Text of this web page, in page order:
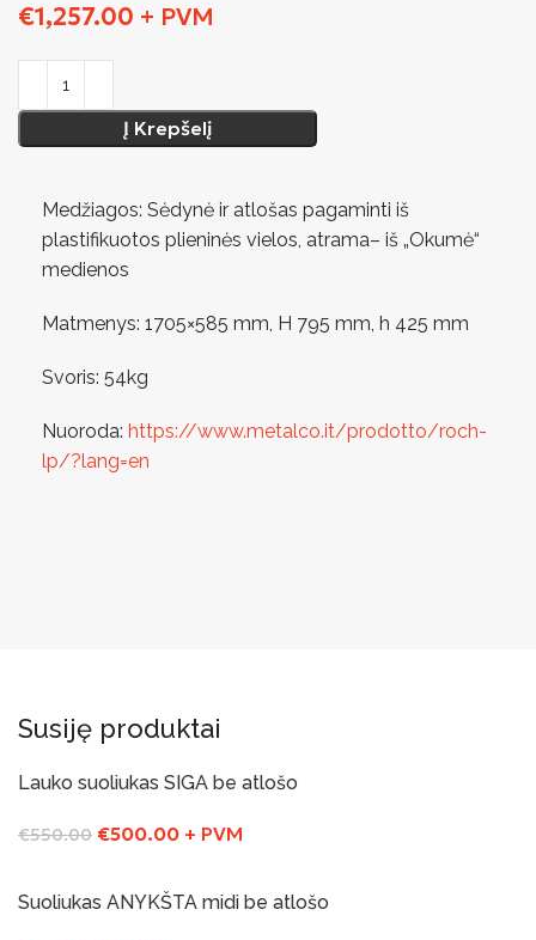
€1,257.00 + PVM
Į Krepšelį
Medžiagos: Sėdynė ir atlošas pagaminti iš
plastifikuotos plieninės vielos, atrama– iš „Okumė“
medienos
Matmenys: 1705×585 mm, H 795 mm, h 425 mm
Svoris: 54kg
Nuoroda: https://www.metalco.it/prodotto/roch-
lp/?lang=en
Susiję produktai
-9%
Lauko suoliukas SIGA be atlošo
€550.00 €500.00 + PVM
Suoliukas ANYKŠTA midi be atlošo